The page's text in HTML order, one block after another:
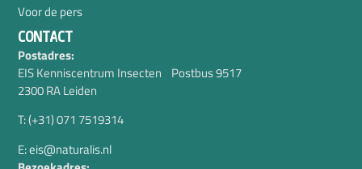
Voor de pers
CONTACT
Postadres:
EIS Kenniscentrum Insecten Postbus 9517
2300 RA Leiden
T: (+31) 071 7519314
E: eis@naturalis.nl